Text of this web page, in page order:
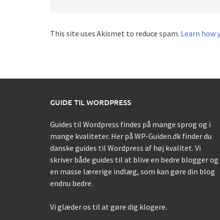
This site uses Akismet to reduce spam. Learn how
GUIDE TIL WORDPRESS
Guides til Wordpress findes på mange sprog og i
mange kvaliteter. Her på WP-Guiden.dk finder du
danske guides til Wordpress af høj kvalitet. Vi
skriver både guides til at blive en bedre blogger og
en masse lærerige indlæg, som kan gøre din blog
endnu bedre.
Vi glæder os til at gøre dig klogere.